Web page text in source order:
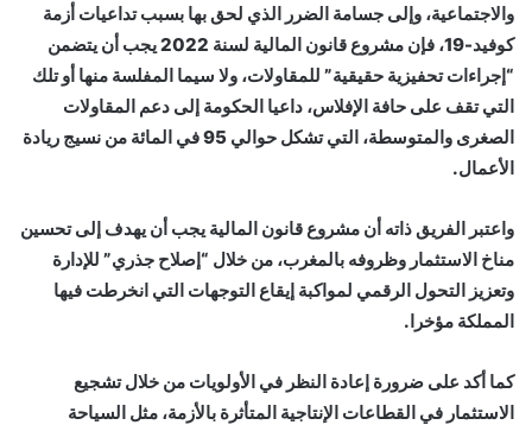
والاجتماعية، وإلى جسامة الضرر الذي لحق بها بسبب تداعيات أزمة
كوفيد-19، فإن مشروع قانون المالية لسنة 2022 يجب أن يتضمن
“إجراءات تحفيزية حقيقية” للمقاولات، ولا سيما المفلسة منها أو تلك
التي تقف على حافة الإفلاس، داعيا الحكومة إلى دعم المقاولات
الصغرى والمتوسطة، التي تشكل حوالي 95 في المائة من نسيج ريادة
الأعمال.
واعتبر الفريق ذاته أن مشروع قانون المالية يجب أن يهدف إلى تحسين
مناخ الاستثمار وظروفه بالمغرب، من خلال “إصلاح جذري” للإدارة
وتعزيز التحول الرقمي لمواكبة إيقاع التوجهات التي انخرطت فيها
المملكة مؤخرا.
كما أكد على ضرورة إعادة النظر في الأولويات من خلال تشجيع
الاستثمار في القطاعات الإنتاجية المتأثرة بالأزمة، مثل السياحة